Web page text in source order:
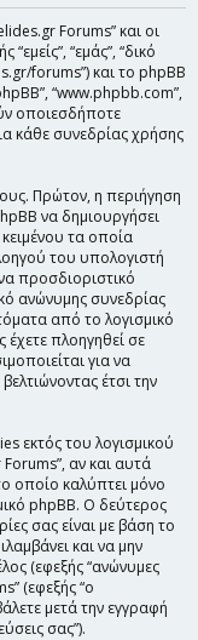
ζ
Forums” και οι
“εμάς”, “δικό
forums”) και το phpBB
“www.phpbb.com”,
οποιεσδήποτε
κάθε συνεδρίας χρήσης
Πρώτον, η περιήγηση
να δημιουργήσει
τα οποία
του υπολογιστή
προσδιοριστικό
ανώνυμης συνεδρίας
από το λογισμικό
έχετε πλοηγηθεί σε
για να
έτσι την
εκτός του λογισμικού
αν και αυτά
οποίο καλύπτει μόνο
phpBB. Ο δεύτερος
σας είναι με βάση το
και να μην
(εφεξής “ανώνυμες
(εφεξής “ο
μετά την εγγραφή
σας”).